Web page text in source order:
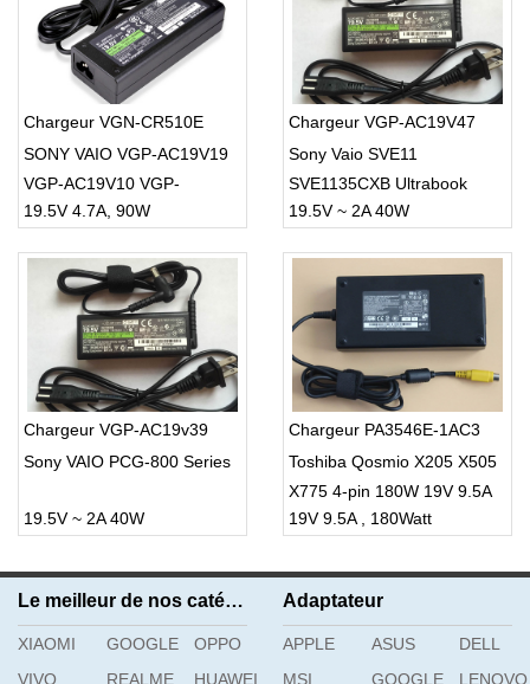
Chargeur VGN-CR510E
SONY VAIO VGP-AC19V19
VGP-AC19V10 VGP-
AC19V11
19.5V 4.7A, 90W
Chargeur VGP-AC19V47
Sony Vaio SVE11
SVE1135CXB Ultrabook
19.5V ~ 2A 40W
Chargeur VGP-AC19v39
Sony VAIO PCG-800 Series
19.5V ~ 2A 40W
Chargeur PA3546E-1AC3
Toshiba Qosmio X205 X505
X775 4-pin 180W 19V 9.5A
Charger
19V 9.5A , 180Watt
Le meilleur de nos catégories
XIAOMI GOOGLE
OPPO
VIVO
REALME
HUAWEI
Adaptateur
APPLE ASUS
DELL
MSI
GOOGLE
LENOVO